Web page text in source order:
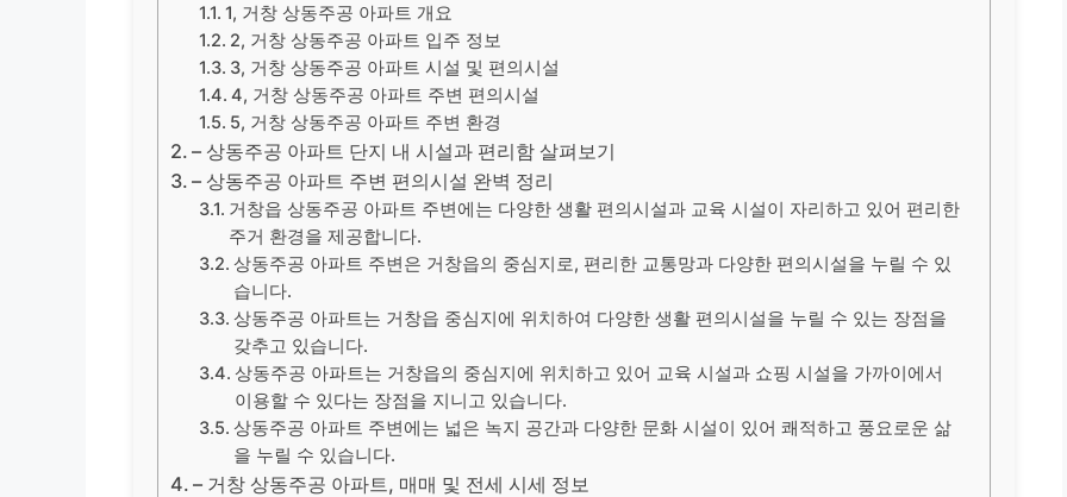
1, 거창 상동주공 아파트 개요
2, 거창 상동주공 아파트 입주 정보
3, 거창 상동주공 아파트 시설 및 편의시설
4, 거창 상동주공 아파트 주변 편의시설
5, 거창 상동주공 아파트 주변 환경
– 상동주공 아파트 단지 내 시설과 편리함 살펴보기
– 상동주공 아파트 주변 편의시설 완벽 정리
거창읍 상동주공 아파트 주변에는 다양한 생활 편의시설과 교육 시설이 자리하고 있어 편리한
주거 환경을 제공합니다.
상동주공 아파트 주변은 거창읍의 중심지로, 편리한 교통망과 다양한 편의시설을 누릴 수 있
습니다.
상동주공 아파트는 거창읍 중심지에 위치하여 다양한 생활 편의시설을 누릴 수 있는 장점을
갖추고 있습니다.
상동주공 아파트는 거창읍의 중심지에 위치하고 있어 교육 시설과 쇼핑 시설을 가까이에서
이용할 수 있다는 장점을 지니고 있습니다.
상동주공 아파트 주변에는 넓은 녹지 공간과 다양한 문화 시설이 있어 쾌적하고 풍요로운 삶
을 누릴 수 있습니다.
– 거창 상동주공 아파트, 매매 및 전세 시세 정보